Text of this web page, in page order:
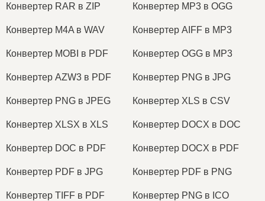
Конвертер RAR в ZIP Конвертер MP3 в OGG
Конвертер M4A в WAV Конвертер AIFF в MP3
Конвертер MOBI в PDF Конвертер OGG в MP3
Конвертер AZW3 в PDF Конвертер PNG в JPG
Конвертер PNG в JPEG Конвертер XLS в CSV
Конвертер XLSX в XLS Конвертер DOCX в DOC
Конвертер DOC в PDF Конвертер DOCX в PDF
Конвертер PDF в JPG Конвертер PDF в PNG
Конвертер TIFF в PDF Конвертер PNG в ICO